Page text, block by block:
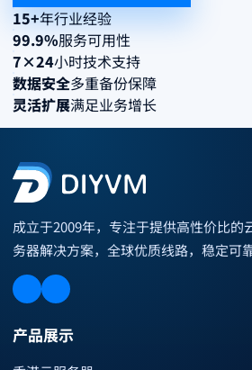
15+年行业经验
99.9%服务可用性
7×24小时技术支持
数据安全多重备份保障
灵活扩展满足业务增长
成立于2009年，专注于提供高性价比的
务器解决方案，全球优质线路，稳定可
产品展示